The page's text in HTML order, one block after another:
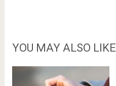
YOU MAY ALSO LIKE